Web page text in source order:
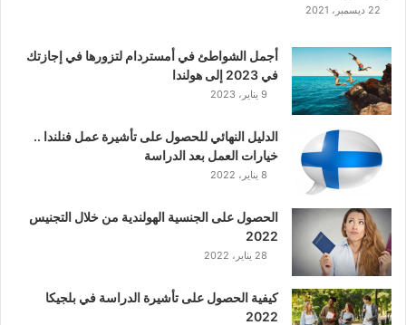
ا
س
ي
ك
ر
ب
ي
ة
22 ديسمبر، 2021
أجمل الشواطئ في أمستردام لتزورها في إجازتك
في 2023 إلى هولندا
9 يناير، 2023
الدليل النهائي للحصول على تأشيرة عمل فنلندا ..
خيارات العمل بعد الدراسة
8 يناير، 2022
الحصول على الجنسية الهولندية من خلال التجنيس
2022
28 يناير، 2022
كيفية الحصول على تأشيرة الدراسة في بلجيكا
2022